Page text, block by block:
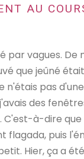
AU
par vagues. De
que jeûné
n'étais pas
des
C'est-à-dire que
flagada, puis
Hier, ça a